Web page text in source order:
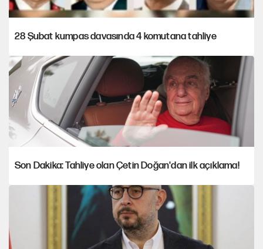
28 Şubat kumpas davasında 4 komutana tahliye
Son Dakika: Tahliye olan Çetin Doğan'dan ilk açıklama!